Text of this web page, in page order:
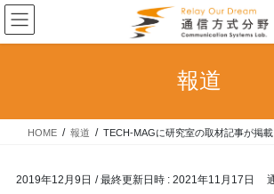
コ
ン
テ
ス
ナ
ビ
ゲ
ン
報道
HOME 報道 TECH-MAGに研究室の取材記事が掲載
2019年12月9日 / 最終更新日時 : 2021年11月17日